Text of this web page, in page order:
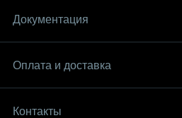
Документация
Оплата и доставка
Контакты